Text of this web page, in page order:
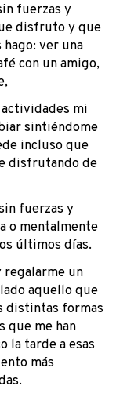
fuerzas y
disfruto y que
ver una
con un amigo,
mi
sintiéndome
incluso que
disfrutando de
fuerzas y
o mentalmente
últimos días.
un
aquello que
distintas formas
que me han
la tarde a esas
más